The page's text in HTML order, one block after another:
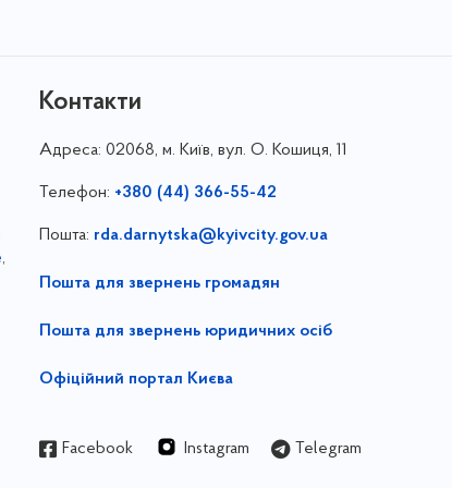
,
Контакти
Адреса: 02068, м. Київ, вул. О. Кошиця, 11
Телефон: +380 (44) 366-55-42
Пошта: rda.darnytska@kyivcity.gov.ua
Пошта для звернень громадян
Пошта для звернень юридичних осіб
Офіційний портал Києва
Facebook Instagram Telegram